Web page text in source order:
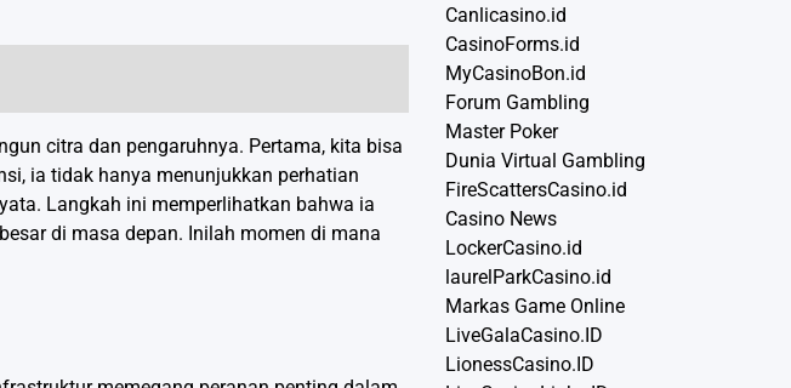
citra dan pengaruhnya. Pertama, kita bisa
ia tidak hanya menunjukkan perhatian
Langkah ini memperlihatkan bahwa ia
di masa depan. Inilah momen di mana
Canlicasino.id
CasinoForms.id
MyCasinoBon.id
Forum Gambling
Master Poker
Dunia Virtual Gambling
FireScattersCasino.id
Casino News
LockerCasino.id
laurelParkCasino.id
Markas Game Online
LiveGalaCasino.ID
LionessCasino.ID